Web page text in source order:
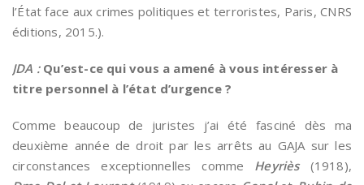
l’État face aux crimes politiques et terroristes, Paris, CNRS
éditions, 2015.).
JDA :Qu’est-ce qui vous a amené à vous intéresser à
titre personnel à l’état d’urgence ?
Comme beaucoup de juristes j’ai été fasciné dès ma
deuxième année de droit par les arrêts au GAJA sur les
circonstances exceptionnelles comme Heyriès(1918),